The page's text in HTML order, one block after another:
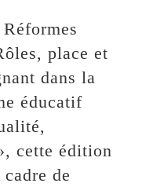
place et
dans la
éducatif
cette édition
de